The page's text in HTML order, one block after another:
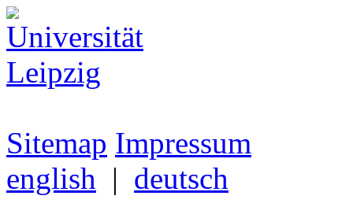
Sitemap Impressum
english | deutsch